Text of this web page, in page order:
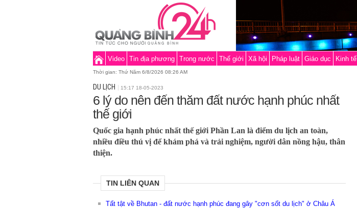
Video Tin địa phương Trong nước Thế giới Xã hội Pháp luật Giáo dục Kinh tế
Thời gian: Thứ Năm 6/8/2026 08:26 AM
DU LỊCH 15:17 18-05-2023
6 lý do nên đến thăm đất nước hạnh phúc nhất
thế giới
Quốc gia hạnh phúc nhất thế giới Phần Lan là điểm du lịch an toàn,
nhiều điều thú vị để khám phá và trải nghiệm, người dân nồng hậu, thân
thiện.
TIN LIÊN QUAN
Tất tật về Bhutan - đất nước hạnh phúc đang gây "cơn sốt du lịch" ở Châu Á